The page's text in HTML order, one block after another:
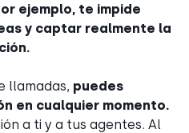
ejemplo, te impide
y captar realmente la
llamadas, puedes
en cualquier momento.
a ti y a tus agentes. Al